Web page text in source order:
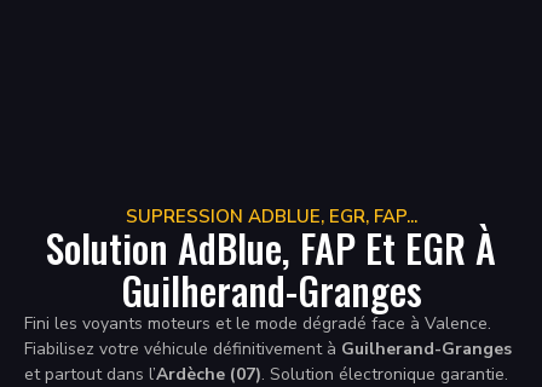
SUPRESSION ADBLUE, EGR, FAP...
Solution AdBlue, FAP Et EGR À
Guilherand-Granges
Fini les voyants moteurs et le mode dégradé face à Valence.
Fiabilisez votre véhicule définitivement à Guilherand-Granges
et partout dans l’Ardèche (07). Solution électronique garantie.